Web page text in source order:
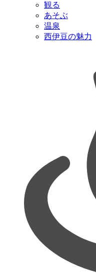
観る
あそぶ
温泉
西伊豆の魅力